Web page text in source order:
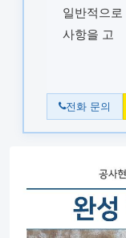
일반적으로
사항을 고
전화 문의